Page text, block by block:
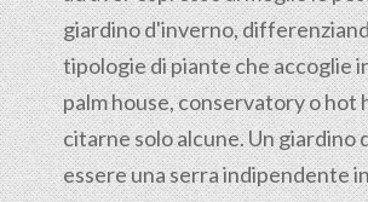
giardino d'inverno,
tipologie di piante che accoglie
palm house, conservatory o hot
citarne solo alcune. Un giardino
essere una serra indipendente